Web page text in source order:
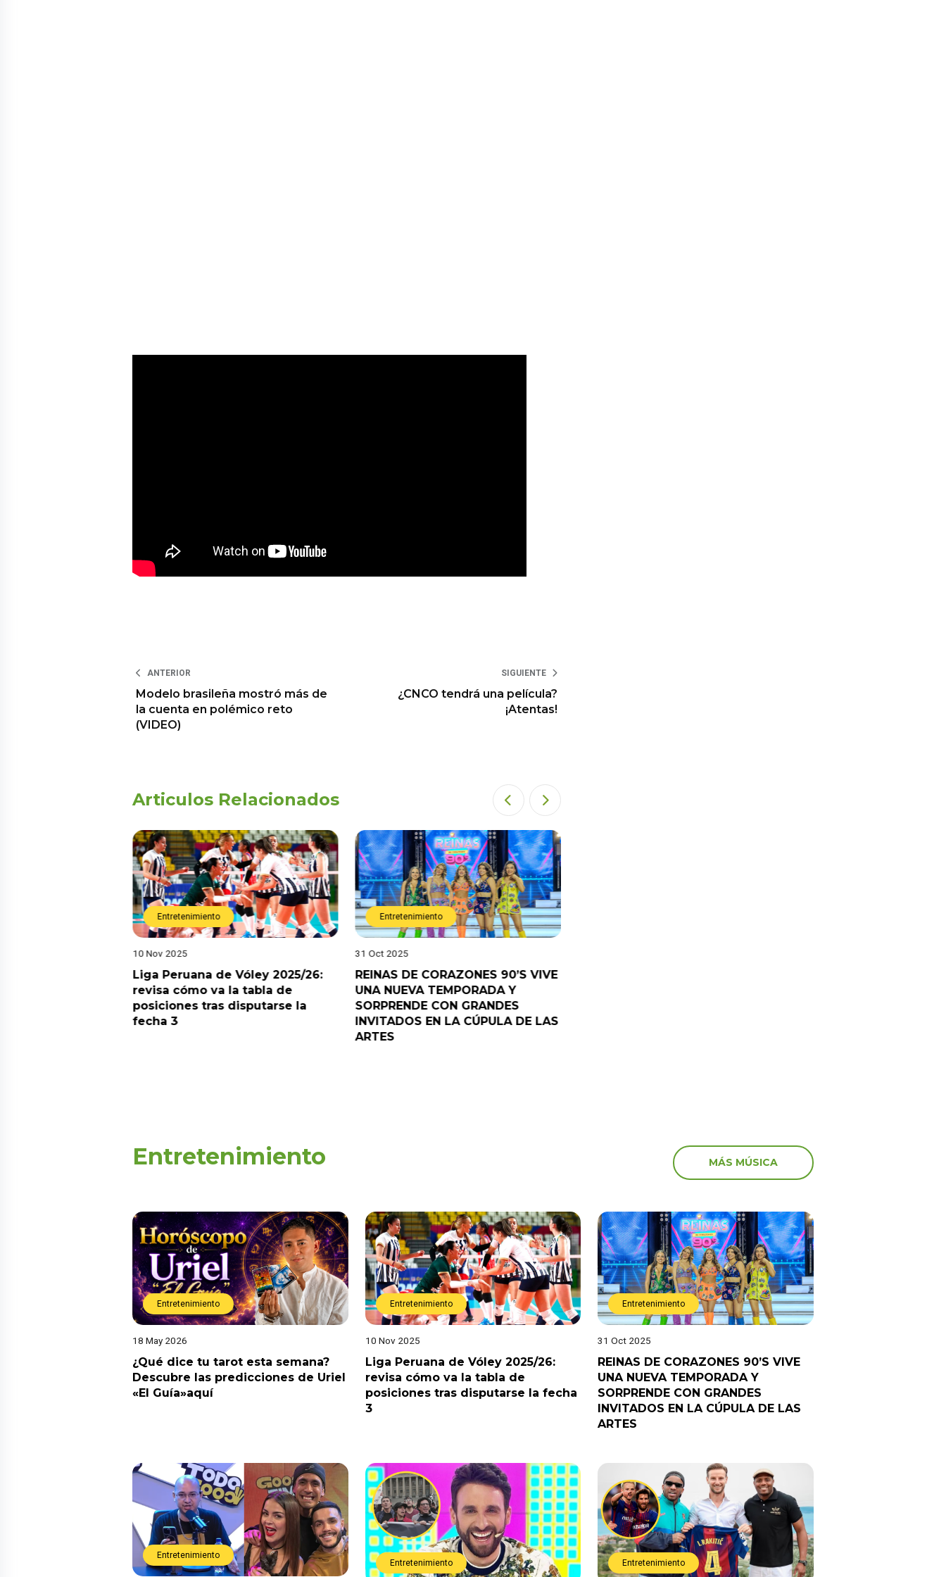
ANTERIOR
Modelo brasileña mostró más de
la cuenta en polémico reto
(VIDEO)
SIGUIENTE
¿CNCO tendrá una película?
¡Atentas!
Articulos Relacionados
Entretenimiento
10 Nov 2025
Liga Peruana de Vóley 2025/26:
revisa cómo va la tabla de
posiciones tras disputarse la
fecha 3
Entretenimiento
31 Oct 2025
REINAS DE CORAZONES 90’S VIVE
UNA NUEVA TEMPORADA Y
SORPRENDE CON GRANDES
INVITADOS EN LA CÚPULA DE LAS
ARTES
Entretenimiento MÁS MÚSICA
Entretenimiento
18 May 2026
¿Qué dice tu tarot esta semana?
Descubre las predicciones de Uriel
«El Guía»aquí
Entretenimiento
10 Nov 2025
Liga Peruana de Vóley 2025/26:
revisa cómo va la tabla de
posiciones tras disputarse la fecha
3
Entretenimiento
31 Oct 2025
REINAS DE CORAZONES 90’S VIVE
UNA NUEVA TEMPORADA Y
SORPRENDE CON GRANDES
INVITADOS EN LA CÚPULA DE LAS
ARTES
Entretenimiento
Entretenimiento
Entretenimiento